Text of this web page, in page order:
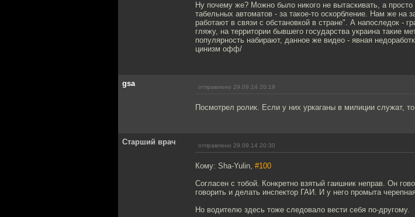
Ну почему же? Можно было никого не вытаскивать, а
табельных автоматов - за такое-то оскорбление. Нам же на
работают в связи с обстановкой в стране". А напоследок -
гляжу, на территории бывшего государства украина такие
популярность набирают, данное же видео - явная
цинизм офф/
gsa отправлено 29.09.14 20:19
Посмотрел ролик. Если у них уркаганы в милиции служат,
Старший врач отправлено 29.09.14 20:30
Кому: Sha-Yulin, #100
Согласен с тобой. Конкретно взятый гаишник неправ. Он
говорить и делать инспектор ГАИ. И у него промыта
Но водителю здесь тоже следовало вести себя по-другому.